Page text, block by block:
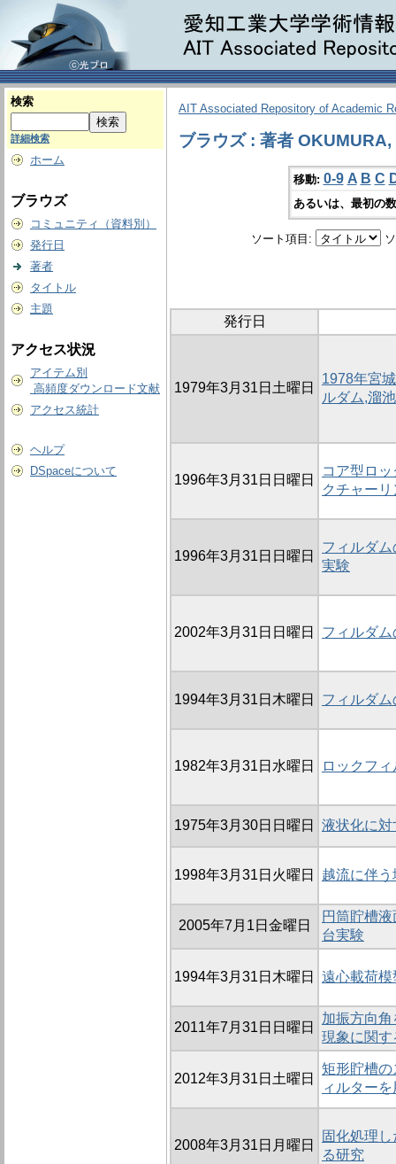
検索
詳細検索
ホーム
ブラウズ
コミュニティ（資料別）
発行日
著者
タイトル
主題
アクセス状況
アイテム別
高頻度ダウンロード文献
アクセス統計
ヘルプ
DSpaceについて
AIT Associated Repository of Academic
ブラウズ : 著者
移動: 0-9 A B C
あるいは、最初の
ソート項目:
発行日
1979年3月31日土曜日
1978年宮
ルダム,溜
1996年3月31日日曜日
コア型ロ
クチャー
1996年3月31日日曜日
フィルダ
実験
2002年3月31日日曜日 フィルダ
1994年3月31日木曜日 フィルダ
1982年3月31日水曜日 ロックフ
1975年3月30日日曜日 液状化に
1998年3月31日火曜日 越流に伴
2005年7月1日金曜日
円筒貯槽
台実験
1994年3月31日木曜日 遠心載荷
2011年7月31日日曜日
加振方向
現象に関
2012年3月31日土曜日
矩形貯槽
ィルター
2008年3月31日月曜日
固化処理
る研究